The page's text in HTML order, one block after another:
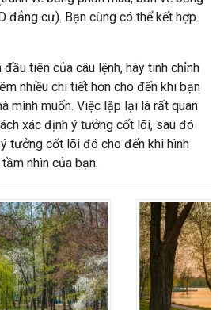
đẳng cự). Bạn cũng có thể kết hợp
tiên của câu lệnh, hãy tinh chỉnh
nhiều chi tiết hơn cho đến khi bạn
mình muốn. Việc lặp lại là rất quan
xác định ý tưởng cốt lõi, sau đó
tưởng cốt lõi đó cho đến khi hình
nhìn của bạn.